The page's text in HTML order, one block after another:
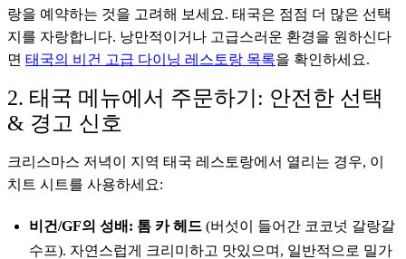
랑을 예약하는 것을 고려해 보세요. 태국은 점점 더 많은 선택
지를 자랑합니다. 낭만적이거나 고급스러운 환경을 원하신다
면 태국의 비건 고급 다이닝 레스토랑 목록을 확인하세요.
2. 태국 메뉴에서 주문하기: 안전한 선택
& 경고 신호
크리스마스 저녁이 지역 태국 레스토랑에서 열리는 경우, 이
치트 시트를 사용하세요:
비건/GF의 성배: 톰 카 헤드 (버섯이 들어간 코코넛 갈랑갈
수프). 자연스럽게 크리미하고 맛있으며, 일반적으로 밀가